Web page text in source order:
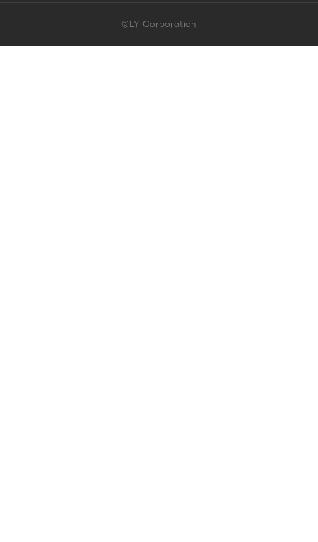
©LY Corporation
このコンテンツは掲載が終了しました | LINE占い